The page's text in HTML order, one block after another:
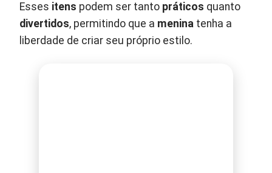
Esses itens podem ser tanto práticos quanto
divertidos, permitindo que a menina tenha a
liberdade de criar seu próprio estilo.